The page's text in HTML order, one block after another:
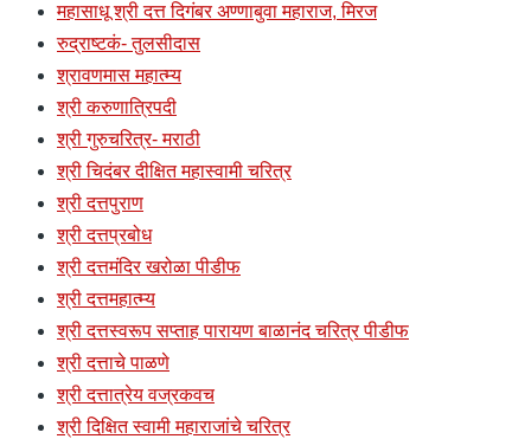
महासाधू श्री दत्त दिगंबर अण्णाबुवा महाराज, मिरज
रुद्राष्टकं- तुलसीदास
श्रावणमास महात्म्य
श्री करुणात्रिपदी
श्री गुरुचरित्र- मराठी
श्री चिदंबर दीक्षित महास्वामी चरित्र
श्री दत्तपुराण
श्री दत्तप्रबोध
श्री दत्तमंदिर खरोळा पीडीफ
श्री दत्तमहात्म्य
श्री दत्तस्वरूप सप्ताह पारायण बाळानंद चरित्र पीडीफ
श्री दत्ताचे पाळणे
श्री दत्तात्रेय वज्रकवच
श्री दिक्षित स्वामी महाराजांचे चरित्र